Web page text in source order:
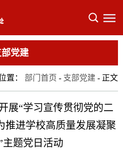
党建
置： 部门首页 - 支部党建 - 正文
展“学习宣传贯彻党的二
推进学校高质量发展凝聚
主题党日活动